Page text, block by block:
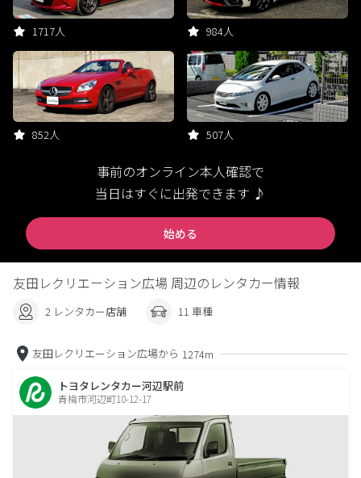
1717人 984人
852人 507人
事前のオンライン本人確認で
当日はすぐに出発できます ♪
始める
友田レクリエーション広場 周辺のレンタカー情報
2 レンタカー店舗 11 車種
友田レクリエーション広場から 1274m
トヨタレンタカー河辺駅前
青梅市河辺町10-12-17